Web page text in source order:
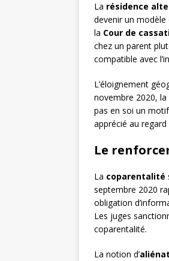
La résidence
devenir un
la Cour de
chez un parent
compatible avec
L’éloignement
novembre 2020, la
pas en soi un
apprécié au
Le
La coparentalité
septembre 2020
obligation
Les juges
coparentalité.
La notion d’